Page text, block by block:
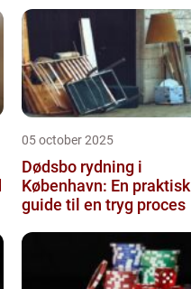
05 october 2025
Dødsbo rydning i
København: En praktisk
guide til en tryg proces